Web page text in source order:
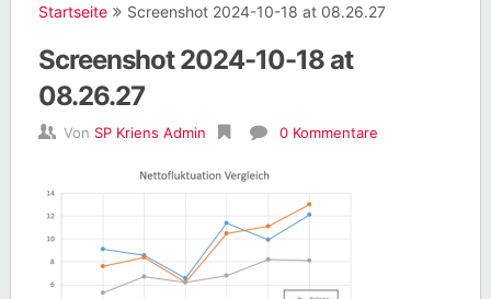
Startseite Screenshot 2024-10-18 at 08.26.27
Screenshot 2024-10-18 at
08.26.27
Von SP Kriens Admin 0 Kommentare